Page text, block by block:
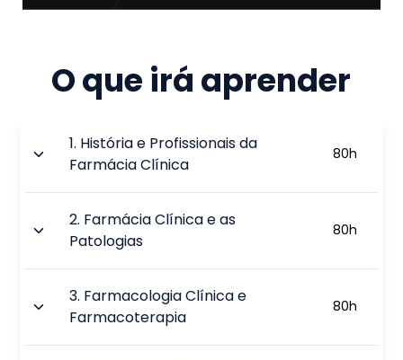
O que irá aprender
1. História e Profissionais da
Farmácia Clínica
80h
2. Farmácia Clínica e as
Patologias
80h
3. Farmacologia Clínica e
Farmacoterapia
80h